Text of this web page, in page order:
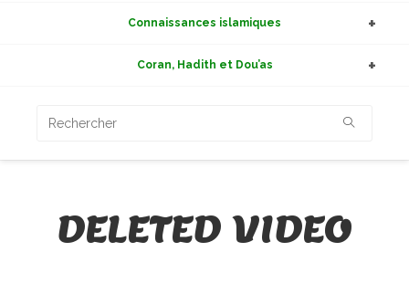
Connaissances islamiques
Coran, Hadith et Dou’as
DELETED VIDEO